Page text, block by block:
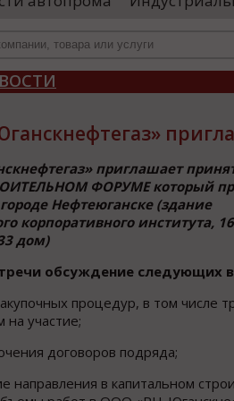
центрами.
приглашает
ФОРУМЕ который
Нефтеюганске (здание
корпоративного института, 16
дом)
обсуждение следующих
процедур, в том числе
на участие;
договоров подряда;
направления в капитальном